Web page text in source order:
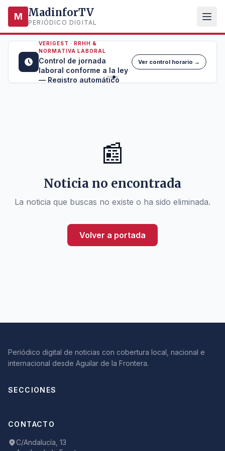
M MadinforTV
PERIÓDICO DIGITAL
VERIGEST · RRHH &
NORMATIVA LABORAL
Control de jornada
laboral conforme a la ley
— Registro automático
Ver control horario →
📰
Noticia no encontrada
La noticia que buscas no existe o ha sido eliminada.
Volver a portada
Periódico digital de noticias con cobertura local, nacional e
internacional desde Aguilar de la Frontera.
SECCIONES
CONTACTO
C/Andalucía, 13